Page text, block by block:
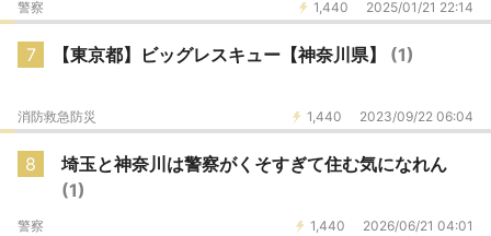
1,440 2025/01/21 22:14
警察
7 【東京都】ビッグレスキュー【神奈川県】 (1)
1,440 2023/09/22 06:04
消防救急防災
8
埼玉と神奈川は警察がくそすぎて住む気になれん
(1)
1,440 2026/06/21 04:01
警察